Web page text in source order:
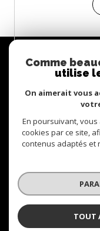
© 2026 | TOUS DROITS
PLAN
Comme
utilise
On aimerait vous
En poursuivant,
cookies par ce site,
contenus adaptés et
TOUT